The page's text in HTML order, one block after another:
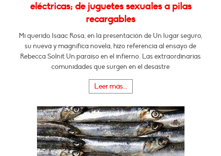
eléctricas; de juguetes sexuales a pilas
recargables
Mi querido Isaac Rosa, en la presentación de Un lugar seguro,
su nueva y magnífica novela, hizo referencia al ensayo de
Rebecca Solnit Un paraíso en el infierno. Las extraordinarias
comunidades que surgen en el desastre
Leer más...